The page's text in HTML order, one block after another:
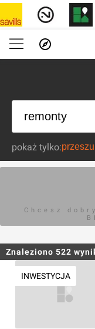
pokaż tylko:
Chcesz
Znaleziono 522
INWESTYCJA